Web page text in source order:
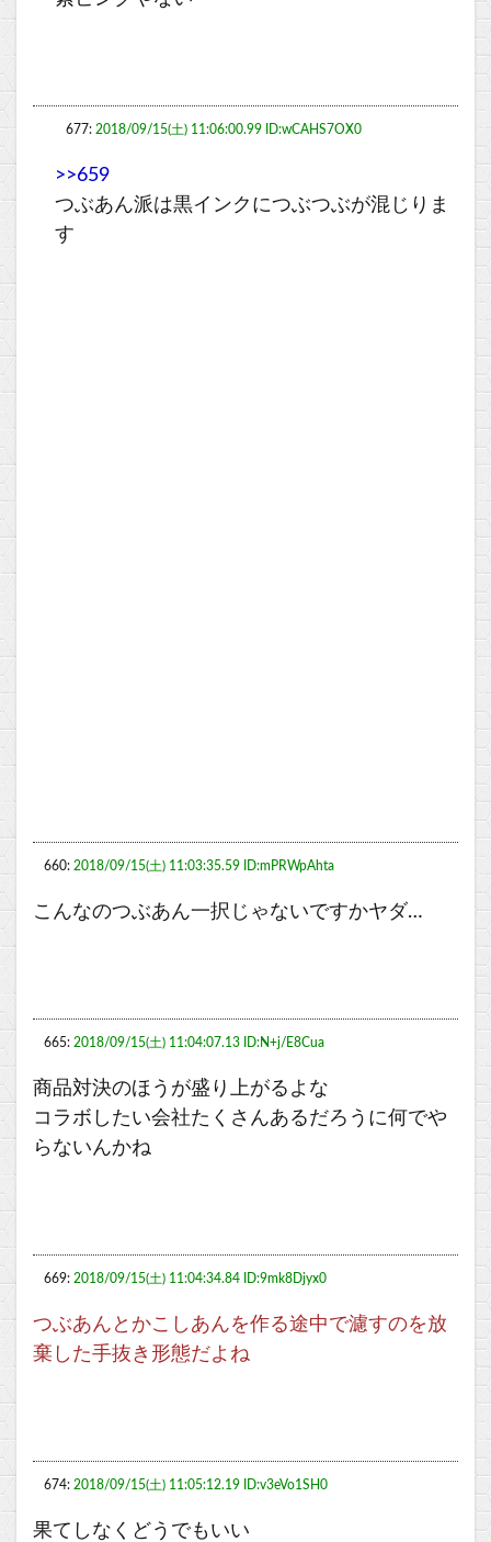
677: 2018/09/15(土) 11:06:00.99 ID:wCAHS7OX0
>>659
つぶあん派は黒インクにつぶつぶが混じりま
す
660: 2018/09/15(土) 11:03:35.59 ID:mPRWpAhta
こんなのつぶあん一択じゃないですかヤダ…
665: 2018/09/15(土) 11:04:07.13 ID:N+j/E8Cua
商品対決のほうが盛り上がるよな
コラボしたい会社たくさんあるだろうに何でや
らないんかね
669: 2018/09/15(土) 11:04:34.84 ID:9mk8Djyx0
つぶあんとかこしあんを作る途中で濾すのを放
棄した手抜き形態だよね
674: 2018/09/15(土) 11:05:12.19 ID:v3eVo1SH0
果てしなくどうでもいい